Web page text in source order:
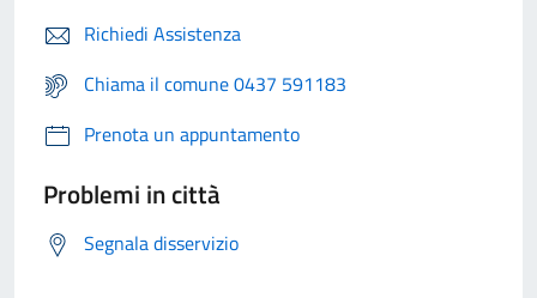
Richiedi Assistenza
Chiama il comune 0437 591183
Prenota un appuntamento
Problemi in città
Segnala disservizio